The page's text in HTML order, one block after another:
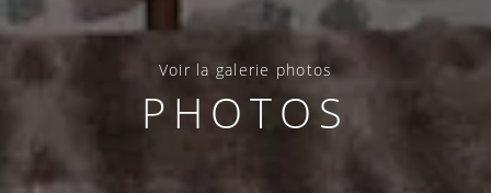
Voir la galerie photos
PHOTOS